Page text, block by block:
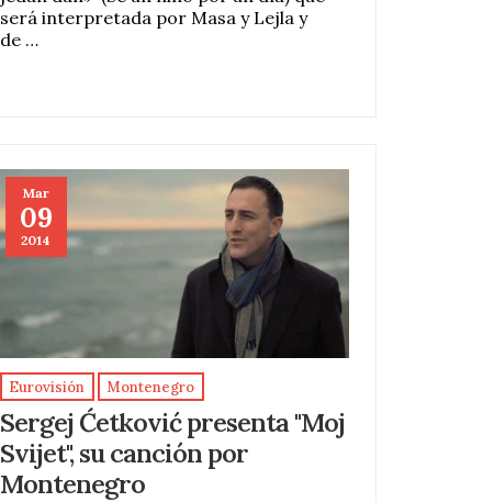
será interpretada por Masa y Lejla y
de …
Mar
09
2014
Eurovisión Montenegro
Sergej Ćetković presenta "Moj
Svijet", su canción por
Montenegro